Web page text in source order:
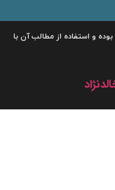
و استفاده از مطالب آن با